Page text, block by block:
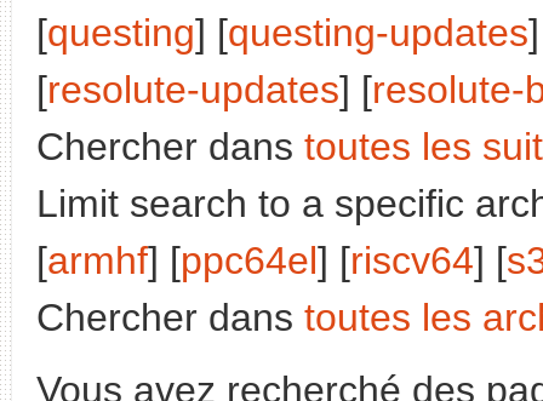
[questing] [questing-updates
[resolute-updates] [resolute-
Chercher dans toutes les
Limit search to a specific
[armhf] [ppc64el] [riscv64] [
Chercher dans toutes les
Vous avez recherché des